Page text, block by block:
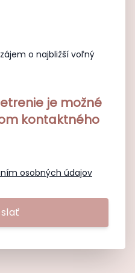
o najbližší voľný
je možné
kontaktného
osobných údajov